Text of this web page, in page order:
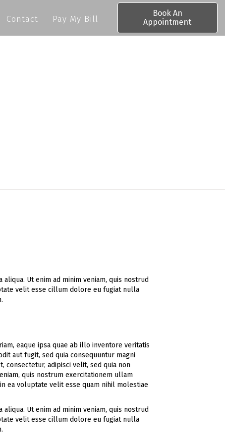
Contact Pay My Bill
Book An
Appointment
Ut enim ad minim veniam, quis nostrud
velit esse cillum dolore eu fugiat nulla
eaque ipsa quae ab illo inventore veritatis
aut fugit, sed quia consequuntur magni
consectetur, adipisci velit, sed quia non
quis nostrum exercitationem ullam
ea voluptate velit esse quam nihil molestiae
Ut enim ad minim veniam, quis nostrud
velit esse cillum dolore eu fugiat nulla